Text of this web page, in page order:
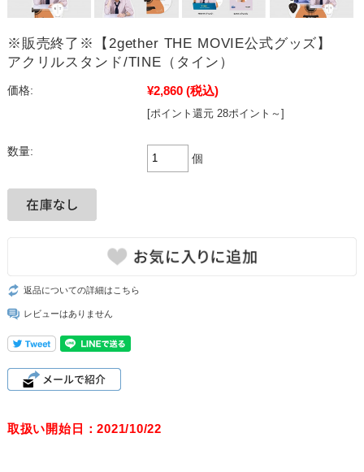
※販売終了※【2gether THE MOVIE公式グッズ】
アクリルスタンド/TINE（タイン）
価格: ¥2,860 (税込)
[ポイント還元 28ポイント～]
数量:
個
返品についての詳細はこちら
レビューはありません
取扱い開始日：2021/10/22